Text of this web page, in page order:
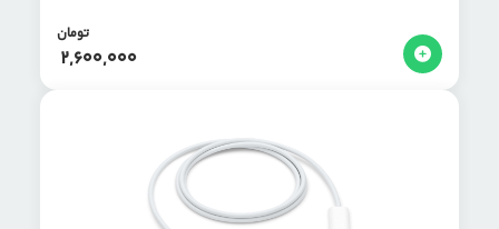
2,600,000
تومان